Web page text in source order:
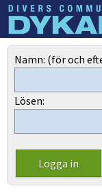
Dyknyheter
Namn: (för och
Lösen: